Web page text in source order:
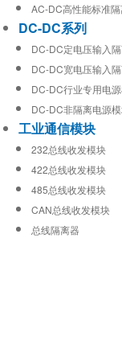
AC-DC高性能标准
DC-DC系列
DC-DC定电压输入
DC-DC宽电压输入
DC-DC行业专用电
DC-DC非隔离电源
工业通信模块
232总线收发模块
422总线收发模块
485总线收发模块
CAN总线收发模块
总线隔离器